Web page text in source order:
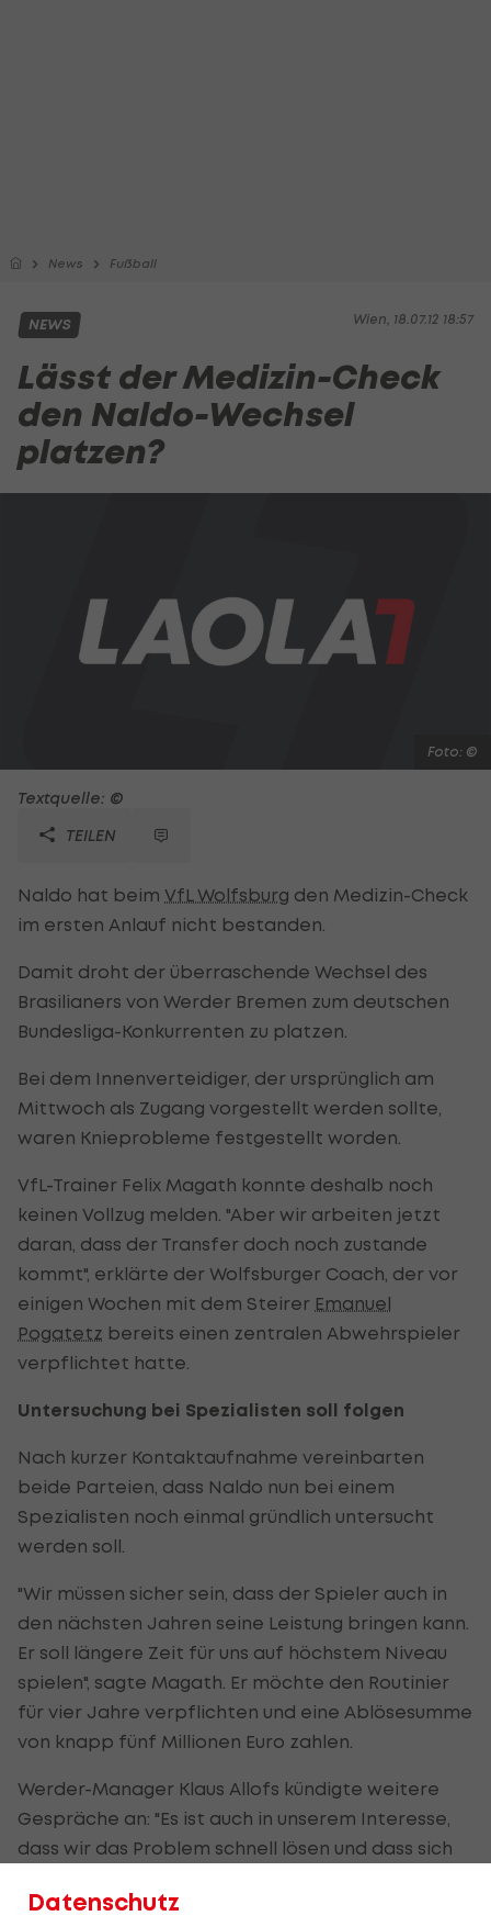
News Fußball
Wien, 18.07.12 18:57
NEWS
Lässt der Medizin-Check
den Naldo-Wechsel
platzen?
Foto: ©
Textquelle: ©
TEILEN
Naldo hat beim VfL Wolfsburg den Medizin-Check
im ersten Anlauf nicht bestanden.
Damit droht der überraschende Wechsel des
Brasilianers von Werder Bremen zum deutschen
Bundesliga-Konkurrenten zu platzen.
Bei dem Innenverteidiger, der ursprünglich am
Mittwoch als Zugang vorgestellt werden sollte,
waren Knieprobleme festgestellt worden.
VfL-Trainer Felix Magath konnte deshalb noch
keinen Vollzug melden. "Aber wir arbeiten jetzt
daran, dass der Transfer doch noch zustande
kommt", erklärte der Wolfsburger Coach, der vor
einigen Wochen mit dem Steirer Emanuel
Pogatetz bereits einen zentralen Abwehrspieler
verpflichtet hatte.
Untersuchung bei Spezialisten soll folgen
Nach kurzer Kontaktaufnahme vereinbarten
beide Parteien, dass Naldo nun bei einem
Spezialisten noch einmal gründlich untersucht
werden soll.
"Wir müssen sicher sein, dass der Spieler auch in
den nächsten Jahren seine Leistung bringen kann.
Er soll längere Zeit für uns auf höchstem Niveau
spielen", sagte Magath. Er möchte den Routinier
für vier Jahre verpflichten und eine Ablösesumme
von knapp fünf Millionen Euro zahlen.
Werder-Manager Klaus Allofs kündigte weitere
Gespräche an: "Es ist auch in unserem Interesse,
dass wir das Problem schnell lösen und dass sich
Datenschutz